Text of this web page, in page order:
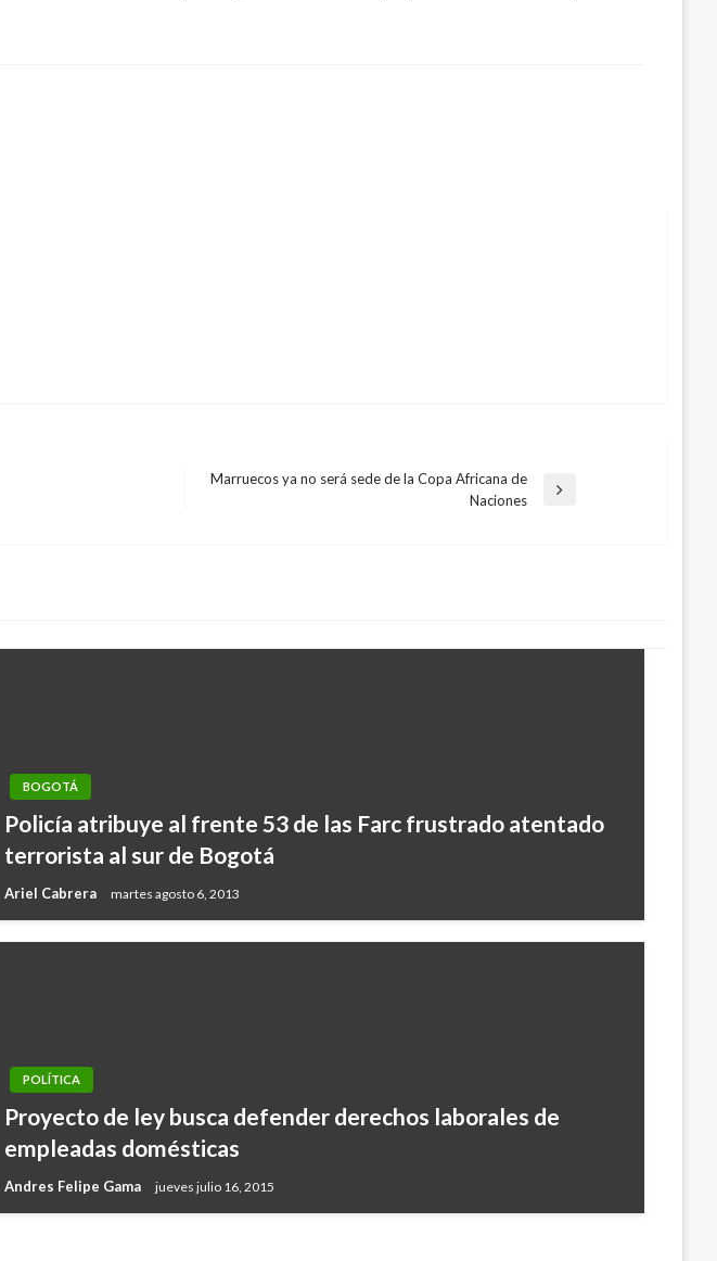
Marruecos ya no será sede de la Copa Africana de
Naciones
BOGOTÁ
Policía atribuye al frente 53 de las Farc frustrado atentado
terrorista al sur de Bogotá
Ariel Cabrera martes agosto 6, 2013
POLÍTICA
Proyecto de ley busca defender derechos laborales de
empleadas domésticas
Andres Felipe Gama jueves julio 16, 2015